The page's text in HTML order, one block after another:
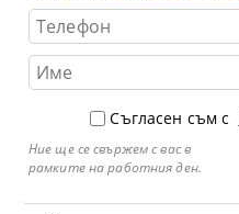
Съгласен съм с
Ние ще се свържем с вас в
рамките на работния ден.